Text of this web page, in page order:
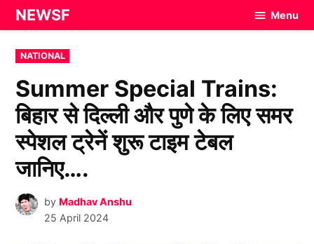
Skip
to
content
NEWSF Menu
POSTED
IN
NATIONAL
Summer Special Trains:
बिहार से दिल्ली और पुणे के लिए समर
स्पेशल ट्रेनें शुरू टाइम टेबल
जानिए….
by Madhav Anshu
25 April 2024